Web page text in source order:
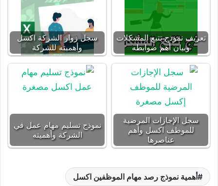
تعريف نموذج تتبع المشكلات
وبيان أهم ضوابطه
سجل زوار الشركة اكسل
وأهميته للشركة
سجل الإجازات المرضية
للموظف اكسل وأهم
عناصرها
نموذج تسليم مهام عمل في
الشركة وأهميته
أهمية نموذج رصد مهام الموظفين اكسل